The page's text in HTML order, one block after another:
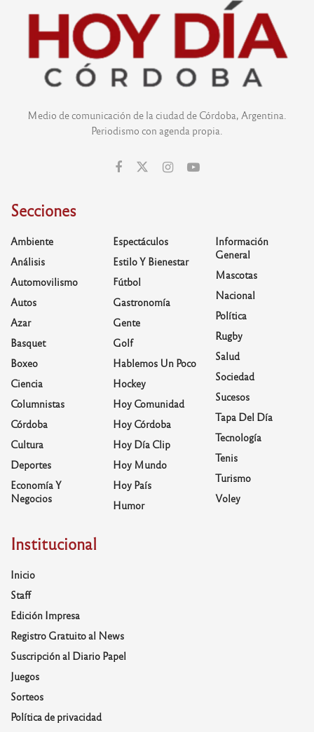
Medio de comunicación de la ciudad de Córdoba, Argentina.
Periodismo con agenda propia.
Secciones
Ambiente
Análisis
Automovilismo
Autos
Azar
Basquet
Boxeo
Ciencia
Columnistas
Córdoba
Cultura
Deportes
Economía Y
Negocios
Espectáculos
Estilo Y Bienestar
Fútbol
Gastronomía
Gente
Golf
Hablemos Un Poco
Hockey
Hoy Comunidad
Hoy Córdoba
Hoy Día Clip
Hoy Mundo
Hoy País
Humor
Información
General
Mascotas
Nacional
Política
Rugby
Salud
Sociedad
Sucesos
Tapa Del Día
Tecnología
Tenis
Turismo
Voley
Institucional
Inicio
Staff
Edición Impresa
Registro Gratuito al News
Suscripción al Diario Papel
Juegos
Sorteos
Política de privacidad